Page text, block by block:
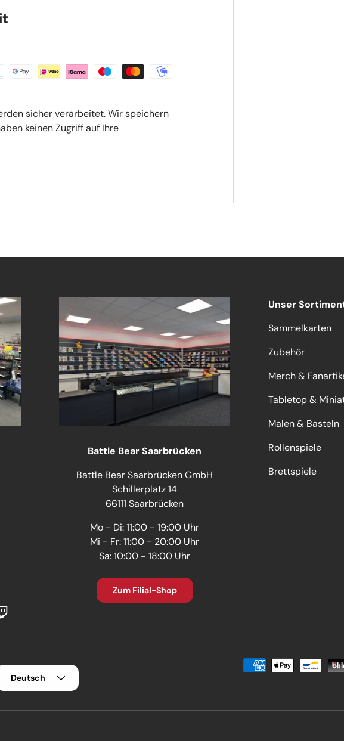
sicher verarbeitet. Wir speichern
keinen Zugriff auf Ihre
Twitch
Battle Bear Saarbrücken
Battle Bear Saarbrücken GmbH
Schillerplatz 14
66111 Saarbrücken
Mo - Di: 11:00 - 19:00 Uhr
Mi - Fr: 11:00 - 20:00 Uhr
Sa: 10:00 - 18:00 Uhr
Zum Filial-Shop
Unser
Sammelkarten
Zubehör
Merch &
Tabletop &
Malen & Basteln
Rollenspiele
Brettspiele
Zahlungsmethoden
Deutsch